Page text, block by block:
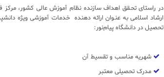
در راستای تحـقق اهداف سازنده نظام آموزش عالی کشور،
ارشاد اسلامی به عنـوان ارائه دهنده خدمات آموزشی ویژه
تحصیل در دانشگاه پیام‌نور:
شهریه مناسب و تقسیط آن
مدرک تحصیلی معتبر